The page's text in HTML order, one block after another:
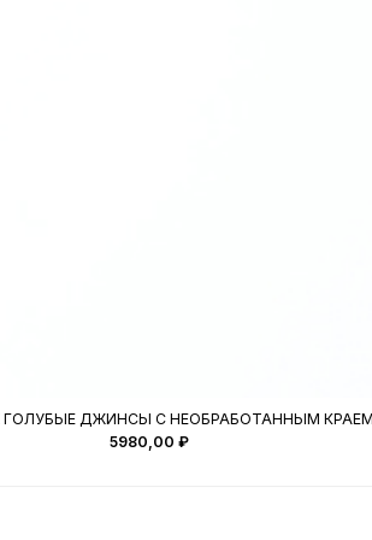
ГОЛУБЫЕ ДЖИНСЫ С НЕОБРАБОТАННЫМ
5980,00₽